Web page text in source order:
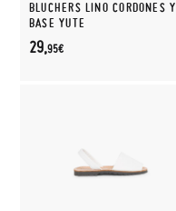
BLUCHERS LINO CORDONES Y
BASE YUTE
29,95€